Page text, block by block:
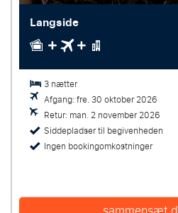
3 nætter
Afgang: fre. 30 oktober 2026
Retur: man. 2 november 2026
Siddepladser til begivenheden
Ingen bookingomkostninger
Langside